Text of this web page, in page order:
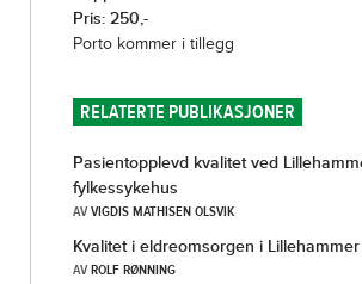
Pris: 250,-
Porto kommer i tillegg
RELATERTE PUBLIKASJONER
Pasientopplevd kvalitet ved
fylkessykehus
AVVIGDIS MATHISEN OLSVIK
Kvalitet i eldreomsorgen i Lillehammer
AVROLF RØNNING